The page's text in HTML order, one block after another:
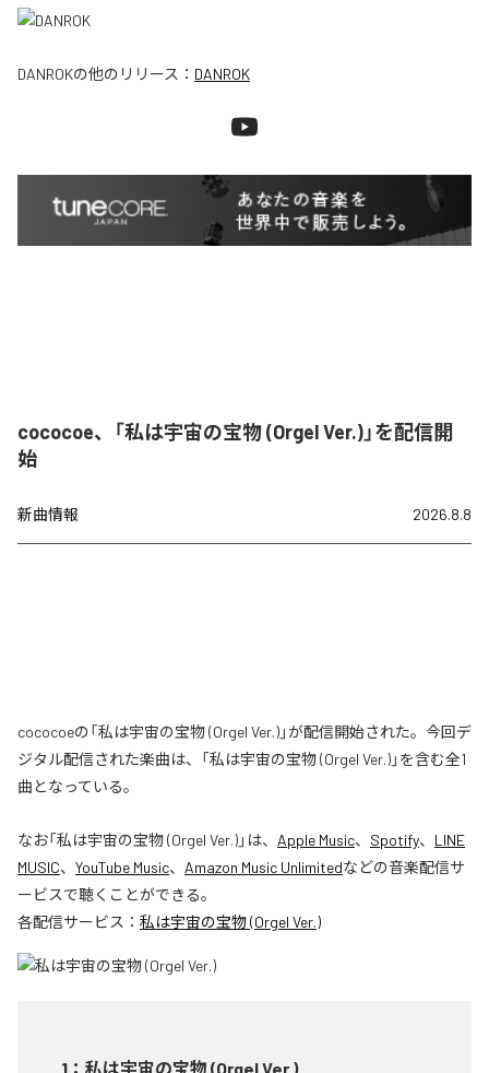
DANROKの他のリリース： DANROK
cococoe、「私は宇宙の宝物 (Orgel Ver.)」を配信開
始
新曲情報 2026.8.8
cococoeの「私は宇宙の宝物 (Orgel Ver.)」が配信開始された。今回デ
ジタル配信された楽曲は、「私は宇宙の宝物 (Orgel Ver.)」を含む全1
曲となっている。
なお「私は宇宙の宝物 (Orgel Ver.)」は、 Apple Music、 Spotify、 LINE
MUSIC、 YouTube Music、 Amazon Music Unlimitedなどの音楽配信サ
ービスで聴くことができる。
各配信サービス： 私は宇宙の宝物 (Orgel Ver.)
1 ： 私は宇宙の宝物 (Orgel Ver.)